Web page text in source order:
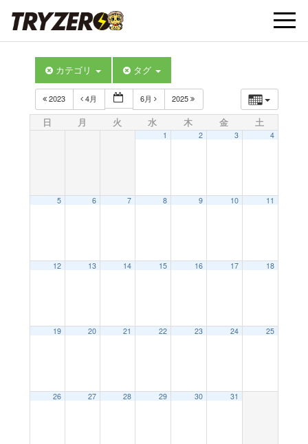
t
カテゴリ タグ
2023 4月 6月 2025
日 月 火 水 木 金 土
1 2 3 4
5 6 7 8 9 10 11
12 13 14 15 16 17 18
19 20 21 22 23 24 25
26 27 28 29 30 31